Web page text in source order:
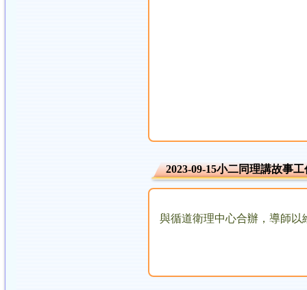
2023-09-15小二同理講故事
與循道衛理中心合辦，導師